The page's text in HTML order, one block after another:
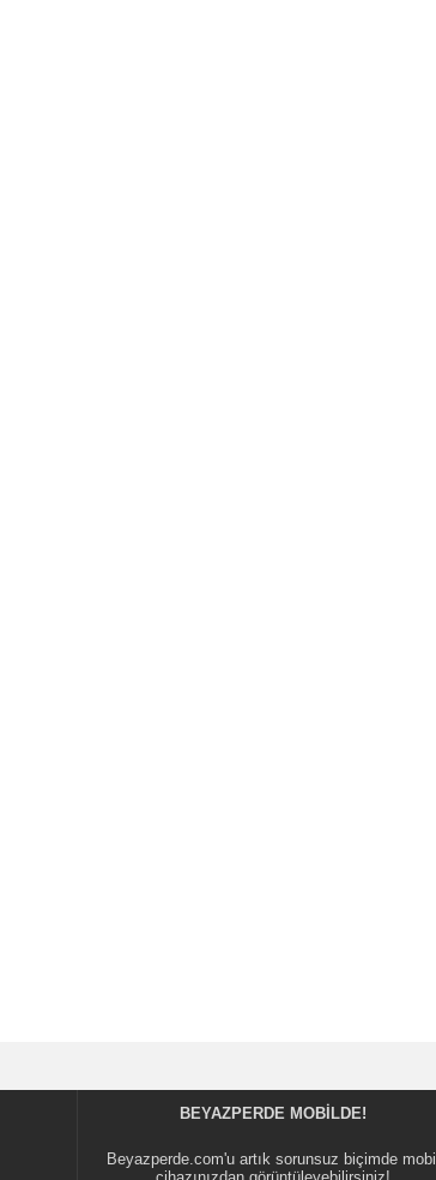
BEYAZPERDE MOBILDE!
Beyazperde.com'u artık sorunsuz biçimde mobil